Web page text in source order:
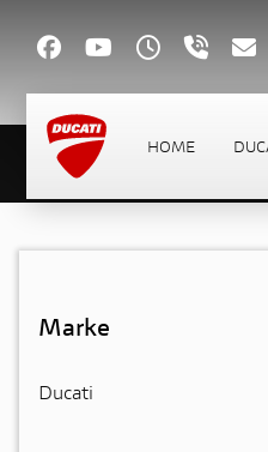
HOME
Marke
Ducati